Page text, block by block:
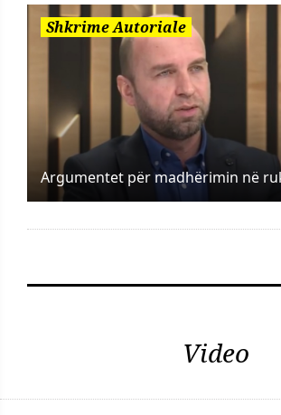
Shkrime Autoriale
Argumentet për madhërimin në
Video